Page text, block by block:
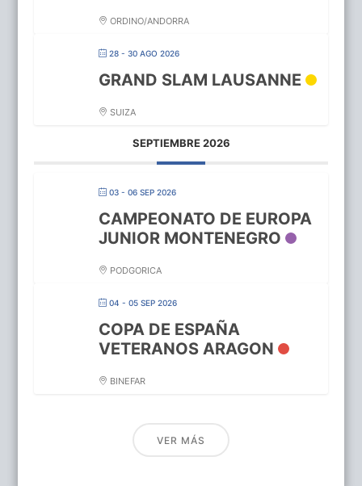
ORDINO/ANDORRA
28 - 30 AGO 2026
GRAND SLAM LAUSANNE
SUIZA
SEPTIEMBRE 2026
03 - 06 SEP 2026
CAMPEONATO DE EUROPA
JUNIOR MONTENEGRO
PODGORICA
04 - 05 SEP 2026
COPA DE ESPAÑA
VETERANOS ARAGON
BINEFAR
VER MÁS